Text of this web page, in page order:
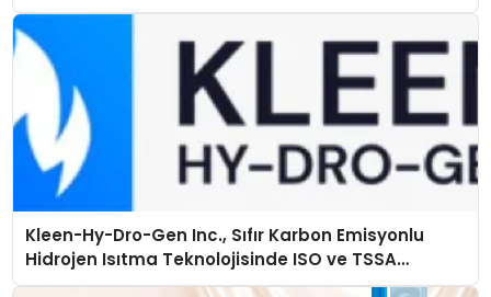
Kleen-Hy-Dro-Gen Inc., Sıfır Karbon Emisyonlu
Hidrojen Isıtma Teknolojisinde ISO ve TSSA
Düzenleyici Onaylarını Aldı